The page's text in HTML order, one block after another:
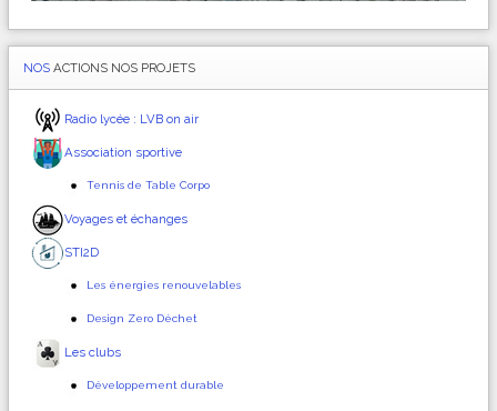
NOS ACTIONS NOS PROJETS
Radio lycée : LVB on air
Association sportive
Tennis de Table Corpo
Voyages et échanges
STI2D
Les énergies renouvelables
Design Zero Déchet
Les clubs
Développement durable